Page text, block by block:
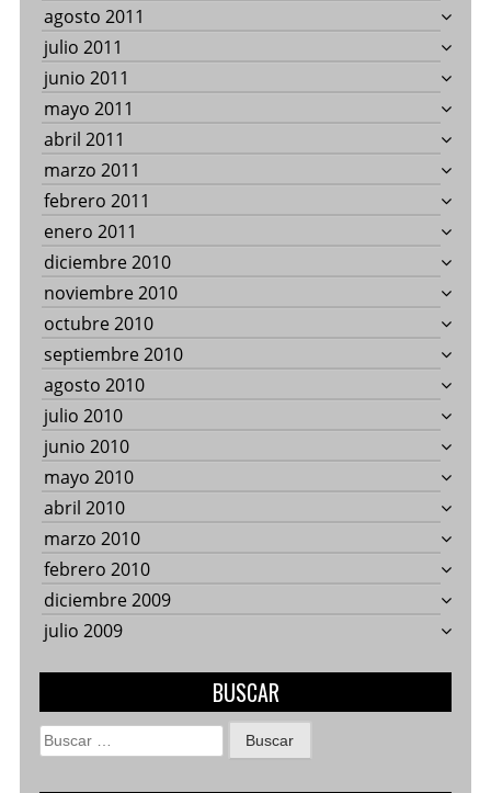
agosto 2011
julio 2011
junio 2011
mayo 2011
abril 2011
marzo 2011
febrero 2011
enero 2011
diciembre 2010
noviembre 2010
octubre 2010
septiembre 2010
agosto 2010
julio 2010
junio 2010
mayo 2010
abril 2010
marzo 2010
febrero 2010
diciembre 2009
julio 2009
BUSCAR
Buscar: